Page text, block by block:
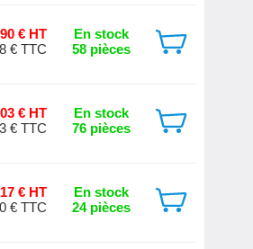
€ HT
€ TTC
En stock
58 pièces
€ HT
€ TTC
En stock
76 pièces
€ HT
€ TTC
En stock
24 pièces